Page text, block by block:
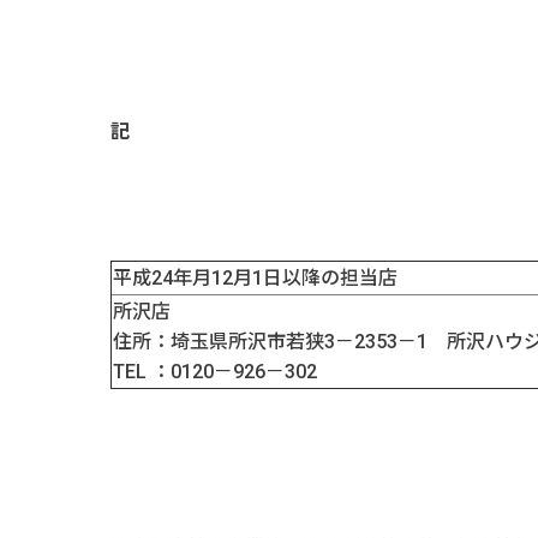
記
平成24年月12月1日以降の担当店
所沢店
住所：埼玉県所沢市若狭3－2353－1 所沢ハウ
TEL ：0120－926－302